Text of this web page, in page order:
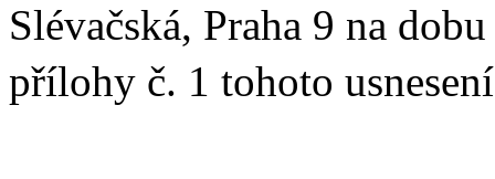
Slévačská, Praha 9 na
přílohy č. 1 tohoto